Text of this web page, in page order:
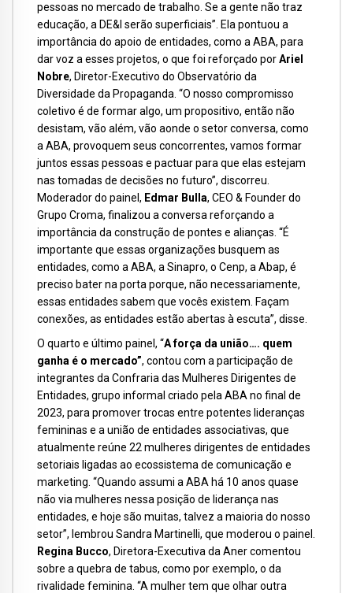
pessoas no mercado de trabalho. Se a gente não traz
educação, a DE&I serão superficiais”. Ela pontuou a
importância do apoio de entidades, como a ABA, para
dar voz a esses projetos, o que foi reforçado porAriel
Nobre, Diretor-Executivo do Observatório da
Diversidade da Propaganda. “O nosso compromisso
coletivo é de formar algo, um propositivo, então não
desistam, vão além, vão aonde o setor conversa, como
a ABA, provoquem seus concorrentes, vamos formar
juntos essas pessoas e pactuar para que elas estejam
nas tomadas de decisões no futuro”, discorreu.
Moderador do painel, Edmar Bulla, CEO & Founder do
Grupo Croma, finalizou a conversa reforçando a
importância da construção de pontes e alianças. “É
importante que essas organizações busquem as
entidades, como a ABA, a Sinapro, o Cenp, a Abap, é
preciso bater na porta porque, não necessariamente,
essas entidades sabem que vocês existem. Façam
conexões, as entidades estão abertas à escuta”, disse.
O quarto e último painel, “A força da união…. quem
ganha é o mercado”, contou com a participação de
integrantes da Confraria das Mulheres Dirigentes de
Entidades, grupo informal criado pela ABA no final de
2023, para promover trocas entre potentes lideranças
femininas e a união de entidades associativas, que
atualmente reúne 22 mulheres dirigentes de entidades
setoriais ligadas ao ecossistema de comunicação e
marketing. “Quando assumi a ABA há 10 anos quase
não via mulheres nessa posição de liderança nas
entidades, e hoje são muitas, talvez a maioria do nosso
setor”, lembrou Sandra Martinelli, que moderou o painel.
Regina Bucco, Diretora-Executiva da Aner comentou
sobre a quebra de tabus, como por exemplo, o da
rivalidade feminina. “A mulher tem que olhar outra